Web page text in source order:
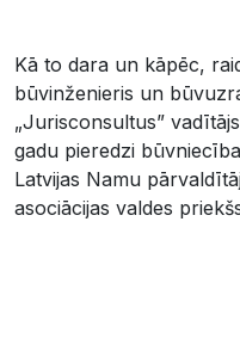
Kā to dara un kāpēc,
būvinženieris un
„Jurisconsultus”
gadu pieredzi
Latvijas Namu
asociācijas valdes